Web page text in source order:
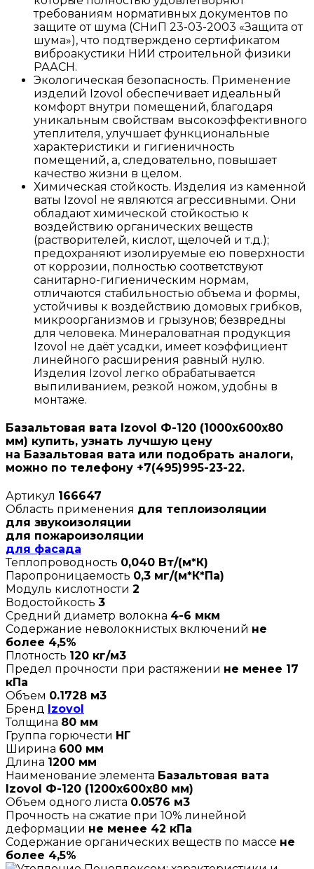
требованиям нормативных документов по
защите от шума (СНиП 23-03-2003 «Защита от
шума»), что подтверждено сертификатом
виброакустики НИИ строительной физики
РААСН.
Экологическая безопасность. Применение
изделий Izovol обеспечивает идеальный
комфорт внутри помещений, благодаря
уникальным свойствам высокоэффективного
утеплителя, улучшает функциональные
характеристики и гигиеничность
помещений, а, следовательно, повышает
качество жизни в целом.
Химическая стойкость. Изделия из каменной
ваты Izovol не являются агрессивными. Они
обладают химической стойкостью к
воздействию органических веществ
(растворителей, кислот, щелочей и т.д.);
предохраняют изолируемые ею поверхности
от коррозии, полностью соответствуют
санитарно-гигиеническим нормам,
отличаются стабильностью объема и формы,
устойчивы к воздействию домовых грибков,
микроорганизмов и грызунов; безвредны
для человека. Минераловатная продукция
Izovol не даёт усадки, имеет коэффициент
линейного расширения равный нулю.
Изделия Izovol легко обрабатывается
выпиливанием, резкой ножом, удобны в
монтаже.
Базальтовая вата Izovol Ф-120 (1000х600х80
мм) купить, узнать лучшую цену
на Базальтовая вата или подобрать аналоги,
можно по телефону +7(495)995-23-22.
Артикул 166647
Область применения для теплоизоляции
для звукоизоляции
для пожароизоляции
для фасада
Теплопроводность 0,040 Вт/(м*К)
Паропроницаемость 0,3 мг/(м*К*Па)
Модуль кислотности 2
Водостойкость 3
Средний диаметр волокна 4-6 мкм
Содержание неволокнистых включений не
более 4,5%
Плотность 120 кг/м3
Предел прочности при растяжении не менее 17
кПа
Объем 0.1728 м3
Бренд Izovol
Толщина 80 мм
Группа горючести НГ
Ширина 600 мм
Длина 1200 мм
Наименование элемента Базальтовая вата
Izovol Ф-120 (1200х600х80 мм)
Объем одного листа 0.0576 м3
Прочность на сжатие при 10% линейной
деформации не менее 42 кПа
Содержание органических веществ по массе не
более 4,5%